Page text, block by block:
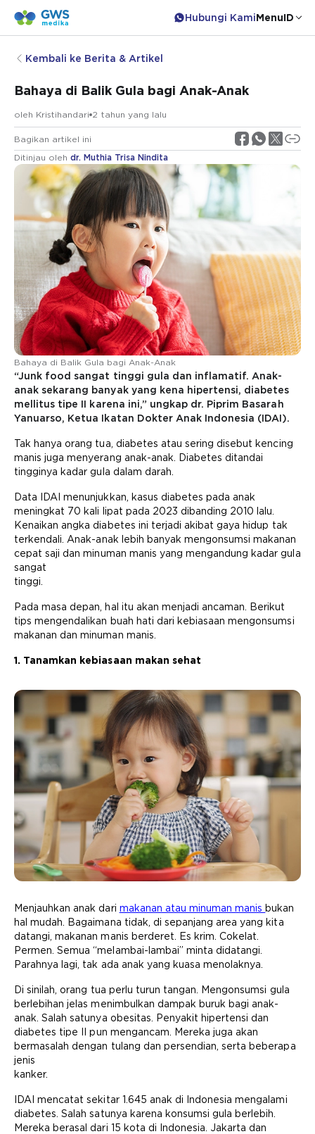
Hubungi KamiMenuID
Kembali ke Berita & Artikel
Bahaya di Balik Gula bagi Anak-Anak
oleh Kristihandari 2 tahun yang lalu
Bagikan artikel ini
Ditinjau oleh dr. Muthia Trisa Nindita
Bahaya di Balik Gula bagi Anak-Anak
“Junk food sangat tinggi gula dan inflamatif. Anak-
anak sekarang banyak yang kena hipertensi, diabetes
mellitus tipe II karena ini,” ungkap dr. Piprim Basarah
Yanuarso, Ketua Ikatan Dokter Anak Indonesia (IDAI).
Tak hanya orang tua, diabetes atau sering disebut kencing
manis juga menyerang anak-anak. Diabetes ditandai
tingginya kadar gula dalam darah.
Data IDAI menunjukkan, kasus diabetes pada anak
meningkat 70 kali lipat pada 2023 dibanding 2010 lalu.
Kenaikan angka diabetes ini terjadi akibat gaya hidup tak
terkendali. Anak-anak lebih banyak mengonsumsi makanan
cepat saji dan minuman manis yang mengandung kadar gula
sangat
tinggi.
Pada masa depan, hal itu akan menjadi ancaman. Berikut
tips mengendalikan buah hati dari kebiasaan mengonsumsi
makanan dan minuman manis.
1. Tanamkan kebiasaan makan sehat
Menjauhkan anak dari makanan atau minuman manis bukan
hal mudah. Bagaimana tidak, di sepanjang area yang kita
datangi, makanan manis berderet. Es krim. Cokelat.
Permen. Semua “melambai-lambai” minta didatangi.
Parahnya lagi, tak ada anak yang kuasa menolaknya.
Di sinilah, orang tua perlu turun tangan. Mengonsumsi gula
berlebihan jelas menimbulkan dampak buruk bagi anak-
anak. Salah satunya obesitas. Penyakit hipertensi dan
diabetes tipe II pun mengancam. Mereka juga akan
bermasalah dengan tulang dan persendian, serta beberapa
jenis
kanker.
IDAI mencatat sekitar 1.645 anak di Indonesia mengalami
diabetes. Salah satunya karena konsumsi gula berlebih.
Mereka berasal dari 15 kota di Indonesia. Jakarta dan